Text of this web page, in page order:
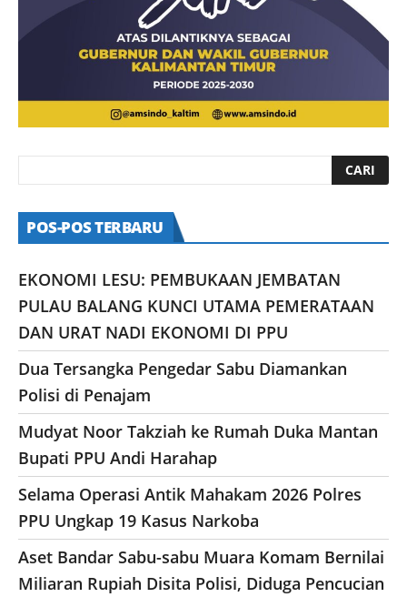
POS-POS TERBARU
EKONOMI LESU: PEMBUKAAN JEMBATAN
PULAU BALANG KUNCI UTAMA PEMERATAAN
DAN URAT NADI EKONOMI DI PPU
Dua Tersangka Pengedar Sabu Diamankan
Polisi di Penajam
Mudyat Noor Takziah ke Rumah Duka Mantan
Bupati PPU Andi Harahap
Selama Operasi Antik Mahakam 2026 Polres
PPU Ungkap 19 Kasus Narkoba
Aset Bandar Sabu-sabu Muara Komam Bernilai
Miliaran Rupiah Disita Polisi, Diduga Pencucian